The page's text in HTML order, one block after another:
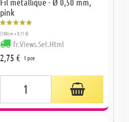
pink
(100cm = 0,11 €)
fr.Views.Set.Html
2,75 € 1 pce